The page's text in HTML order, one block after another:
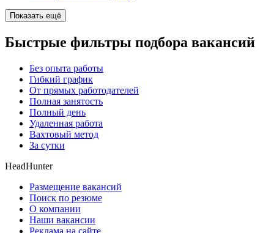
Показать ещё
Быстрые фильтры подбора вакансий
Без опыта работы
Гибкий график
От прямых работодателей
Полная занятость
Полный день
Удаленная работа
Вахтовый метод
За сутки
HeadHunter
Размещение вакансий
Поиск по резюме
О компании
Наши вакансии
Реклама на сайте